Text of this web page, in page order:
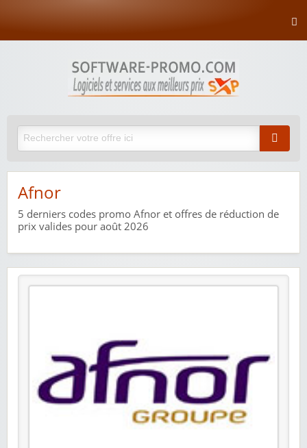
Afnor
5 derniers codes promo Afnor et offres de réduction de
prix valides pour août 2026